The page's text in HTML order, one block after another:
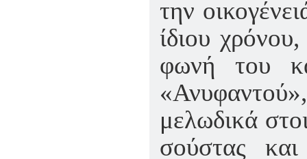
την
ίδιου
φωνή του
μελωδικά
σούστας